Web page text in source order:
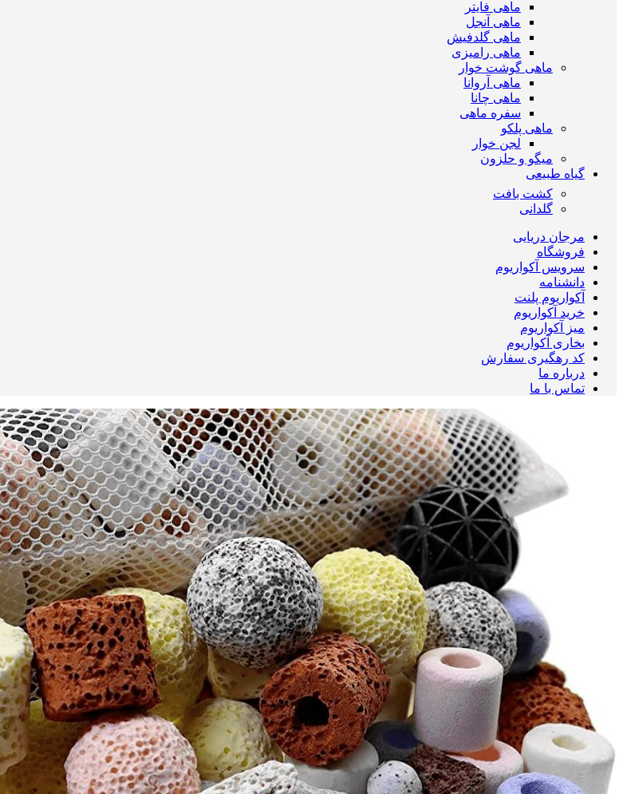
ماهی فایتر
ماهی آنجل
ماهی گلدفیش
ماهی رامیزی
ماهی گوشت خوار
ماهی آروانا
ماهی چانا
سفره ماهی
ماهی پلکو
لجن خوار
میگو و حلزون
گیاه طبیعی
کشت بافت
گلدانی
مرجان دریایی
فروشگاه
سرویس آکواریوم
دانشنامه
آکواریوم پلنت
خرید آکواریوم
میز آکواریوم
بخاری آکواریوم
کد رهگیری سفارش
درباره ما
تماس با ما